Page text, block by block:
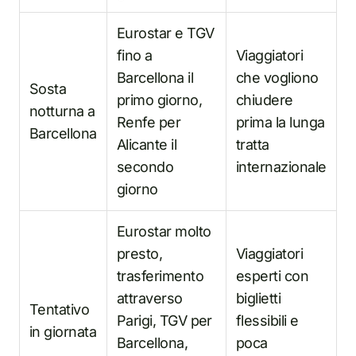
Sosta
notturna a
Barcellona
Eurostar e TGV
fino a
Barcellona il
primo giorno,
Renfe per
Alicante il
secondo
giorno
Viaggiatori
che vogliono
chiudere
prima la lunga
tratta
internazionale
Tentativo
in giornata
Eurostar molto
presto,
trasferimento
attraverso
Parigi, TGV per
Barcellona,
Viaggiatori
esperti con
biglietti
flessibili e
poca